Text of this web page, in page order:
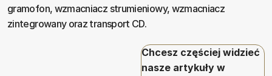
gramofon, wzmacniacz strumieniowy, wzmacniacz
zintegrowany oraz transport CD.
Chcesz częściej widzieć
nasze artykuły w